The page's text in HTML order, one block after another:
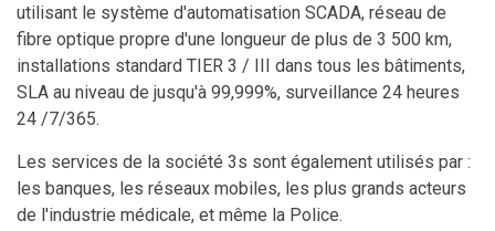
utilisant le système d'automatisation SCADA, réseau de
fibre optique propre d'une longueur de plus de 3 500 km,
installations standard TIER 3 / III dans tous les bâtiments,
SLA au niveau de jusqu'à 99,999%, surveillance 24 heures
24 /7/365.
Les services de la société 3s sont également utilisés par :
les banques, les réseaux mobiles, les plus grands acteurs
de l'industrie médicale, et même la Police.